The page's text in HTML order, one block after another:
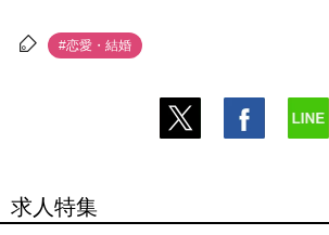
#恋愛・結婚
求人特集